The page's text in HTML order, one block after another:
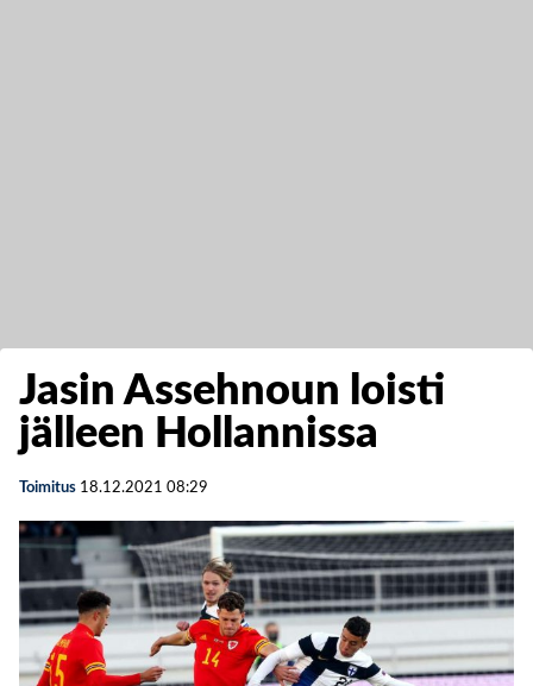
Jasin Assehnoun loisti
jälleen Hollannissa
Toimitus 18.12.2021 08:29